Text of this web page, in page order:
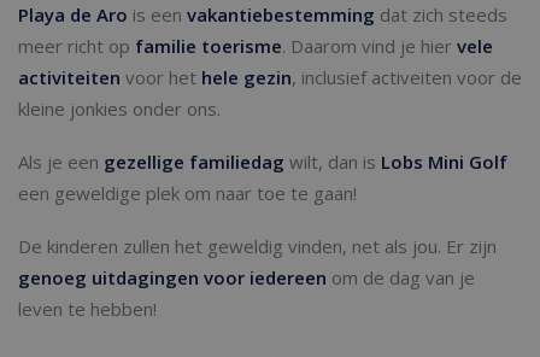
Playa de Aro is een vakantiebestemming dat zich steeds
meer richt op familie toerisme. Daarom vind je hier vele
activiteiten voor het hele gezin, inclusief activeiten voor de
kleine jonkies onder ons.
Als je een gezellige familiedag wilt, dan is Lobs Mini Golf
een geweldige plek om naar toe te gaan!
De kinderen zullen het geweldig vinden, net als jou. Er zijn
genoeg uitdagingen voor iedereen om de dag van je
leven te hebben!